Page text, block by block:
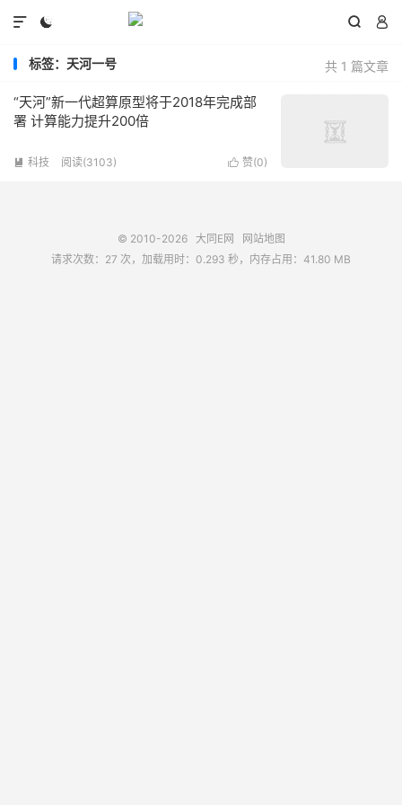
  

共 1 篇文章
标签：天河一号
“天河”新一代超算原型将于2018年完成部
署 计算能力提升200倍
 赞(0)
 科技 阅读(3103)
© 2010-2026 大同E网
网站地图
请求次数：27 次，加载用时：0.293 秒，内存占用：41.80 MB